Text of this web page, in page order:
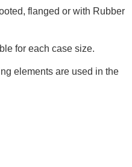
flanged or with Rubber
for each case size.
elements are used in the